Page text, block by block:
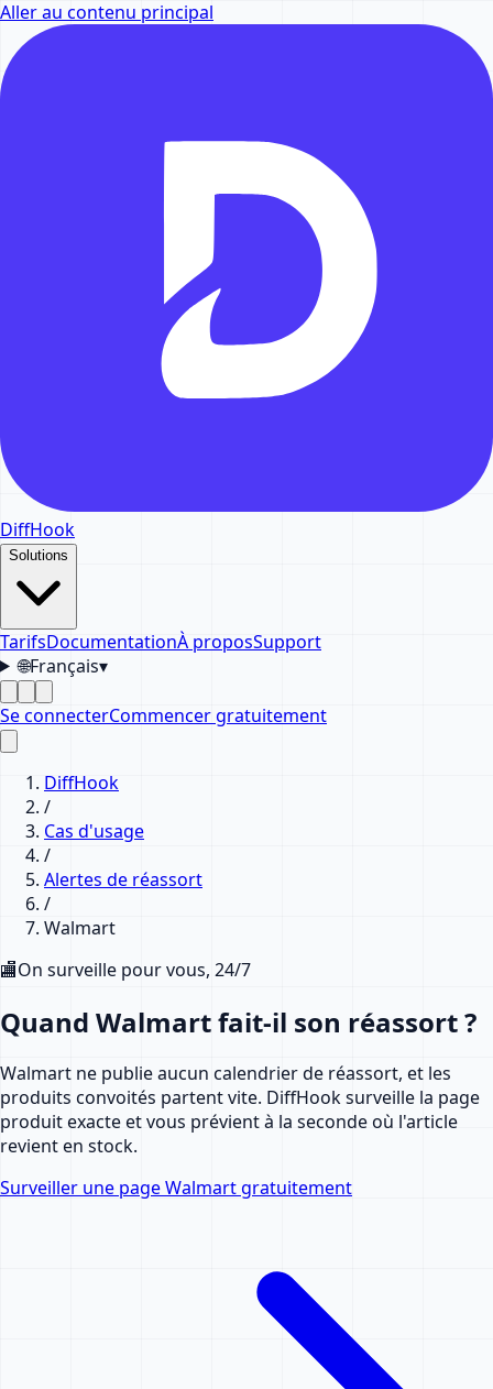
Aller au contenu principal
DiffHook
Solutions
TarifsDocumentationÀ proposSupport
🌐Français▾
Se connecterCommencer gratuitement
DiffHook
/
Cas d'usage
/
Alertes de réassort
/
Walmart
🏬On surveille pour vous, 24/7
Quand Walmart fait-il son réassort ?
Walmart ne publie aucun calendrier de réassort, et les
produits convoités partent vite. DiffHook surveille la page
produit exacte et vous prévient à la seconde où l'article
revient en stock.
Surveiller une page Walmart gratuitement